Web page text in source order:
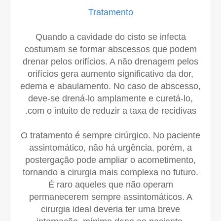
Tratamento
Quando a cavidade do cisto se infecta
costumam se formar abscessos que podem
drenar pelos orifícios. A não drenagem pelos
orifícios gera aumento significativo da dor,
edema e abaulamento. No caso de abscesso,
deve-se drená-lo amplamente e curetá-lo,
com o intuito de reduzir a taxa de recidivas.
O tratamento é sempre cirúrgico. No paciente
assintomático, não há urgência, porém, a
postergação pode ampliar o acometimento,
tornando a cirurgia mais complexa no futuro.
É raro aqueles que não operam
permanecerem sempre assintomáticos. A
cirurgia ideal deveria ter uma breve